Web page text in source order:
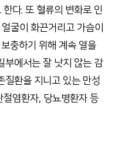
다. 또 혈류의 변화로 인
굴이 화끈거리고 가슴이
충하기 위해 계속 열을
부에서는 잘 낫지 않는 감
질환을 지니고 있는 만성
염환자, 당뇨병환자 등